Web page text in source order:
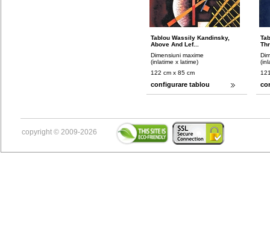
Tablou Wassily Kandinsky,
Above And Lef...
Dimensiuni maxime
(inlatime x latime)
122 cm x 85 cm
configurare tablou
copyright © 2009-2026